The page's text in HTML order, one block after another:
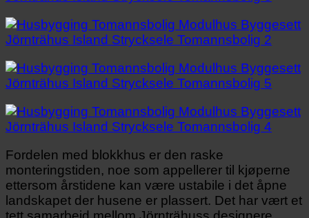
Fordelen med blokkhus er den raske
monteringstiden, noe som appellerer til kjøperne
ettersom årstidene kan være ustabile i det åpne
landskapet der husene er plassert. Det har vært et